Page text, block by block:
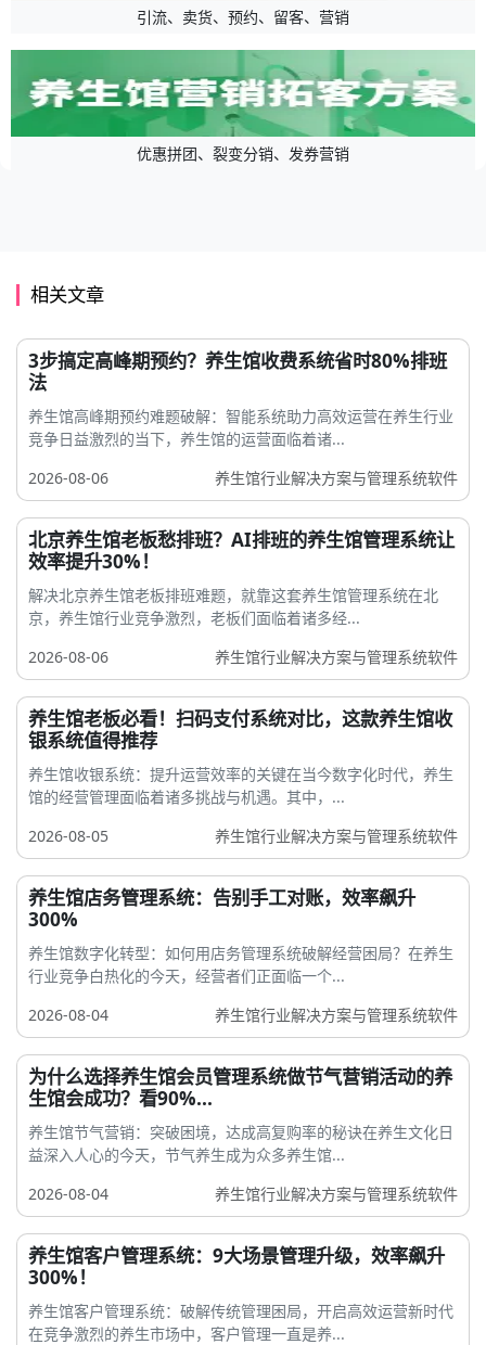
引流、卖货、预约、留客、营销
优惠拼团、裂变分销、发券营销
相关文章
3步搞定高峰期预约？养生馆收费系统省时80%排班
法
养生馆高峰期预约难题破解：智能系统助力高效运营在养生行业
竞争日益激烈的当下，养生馆的运营面临着诸...
2026-08-06
养生馆行业解决方案与管理系统软件
北京养生馆老板愁排班？AI排班的养生馆管理系统让
效率提升30%！
解决北京养生馆老板排班难题，就靠这套养生馆管理系统在北
京，养生馆行业竞争激烈，老板们面临着诸多经...
2026-08-06
养生馆行业解决方案与管理系统软件
养生馆老板必看！扫码支付系统对比，这款养生馆收
银系统值得推荐
养生馆收银系统：提升运营效率的关键在当今数字化时代，养生
馆的经营管理面临着诸多挑战与机遇。其中，...
2026-08-05
养生馆行业解决方案与管理系统软件
养生馆店务管理系统：告别手工对账，效率飙升
300%
养生馆数字化转型：如何用店务管理系统破解经营困局？在养生
行业竞争白热化的今天，经营者们正面临一个...
2026-08-04
养生馆行业解决方案与管理系统软件
为什么选择养生馆会员管理系统做节气营销活动的养
生馆会成功？看90%...
养生馆节气营销：突破困境，达成高复购率的秘诀在养生文化日
益深入人心的今天，节气养生成为众多养生馆...
2026-08-04
养生馆行业解决方案与管理系统软件
养生馆客户管理系统：9大场景管理升级，效率飙升
300%！
养生馆客户管理系统：破解传统管理困局，开启高效运营新时代
在竞争激烈的养生市场中，客户管理一直是养...